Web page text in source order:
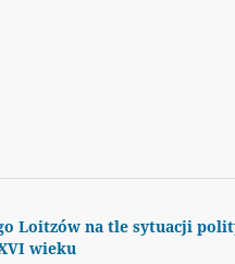
Loitzów na tle sytuacji
wieku